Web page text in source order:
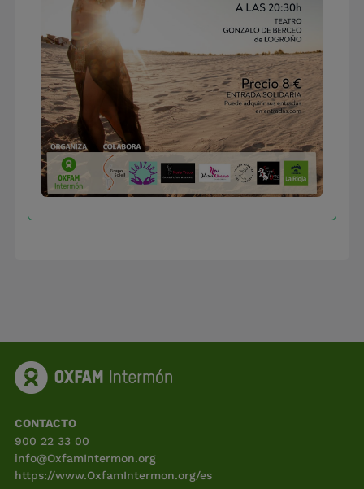
CONTACTO
900 22 33 00
info@OxfamIntermon.org
https://www.OxfamIntermon.org/es